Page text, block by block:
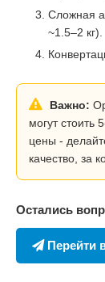
Сложная
~1.5–2 кг).
Важно:
могут стоить
цены -
качество, за
Остались
Перейти